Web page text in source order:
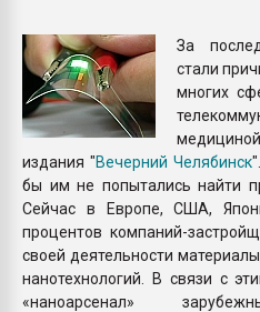
За
стали
многих
издания "Вечерний Челябинск
бы им не попытались найти
Сейчас в Европе, США,
процентов компаний-
своей деятельности
нанотехнологий. В связи с
«наноарсенал»